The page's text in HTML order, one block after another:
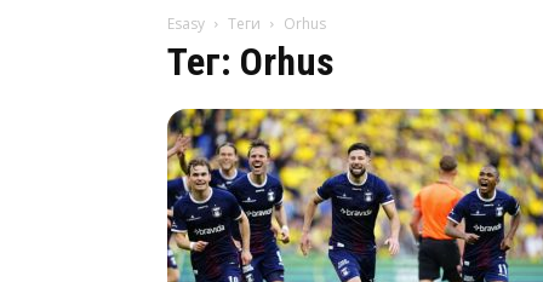
Esasy Теги Orhus
Тег: Orhus